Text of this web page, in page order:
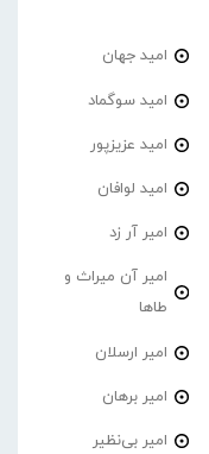
امید جهان
امید سوگماد
امید عزیزپور
امید لوافان
امیر آر زد
امیر آن میراث و
طاها
امیر ارسلان
امیر برهان
امیر بی‌نظیر